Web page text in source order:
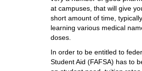
at campuses, that will give
short amount of time,
learning various medical
doses.
In order to be entitled to
Student Aid (FAFSA) has to